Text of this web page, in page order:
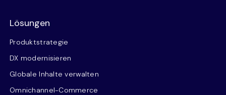
Lösungen
Produktstrategie
DX modernisieren
Globale Inhalte verwalten
Omnichannel-Commerce